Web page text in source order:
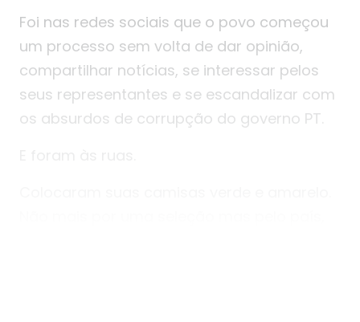
Foi nas redes sociais que o povo começou
um processo sem volta de dar opinião,
compartilhar notícias, se interessar pelos
seus representantes e se escandalizar com
os absurdos de corrupção do governo PT.